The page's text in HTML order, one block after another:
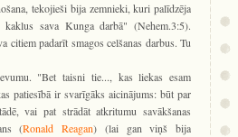
tekojieši bija zemnieki, kuri palīdzēja
sava Kunga darbā" (Nehem.3:5).
citiem padarīt smagos celšanas darbus. Tu
"Bet taisni tie..., kas liekas esam
patiesībā ir svarīgāks aicinājums: būt par
vai pat strādāt atkritumu savākšanas
(Ronald Reagan) (lai gan viņš bija